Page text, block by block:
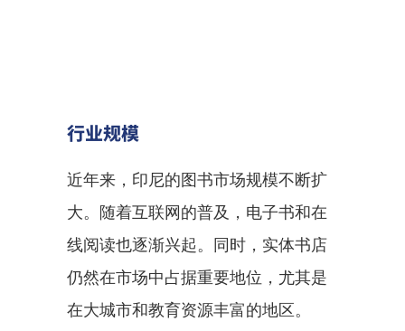
行业规模
近年来，印尼的图书市场规模不断扩
大。随着互联网的普及，电子书和在
线阅读也逐渐兴起。同时，实体书店
仍然在市场中占据重要地位，尤其是
在大城市和教育资源丰富的地区。